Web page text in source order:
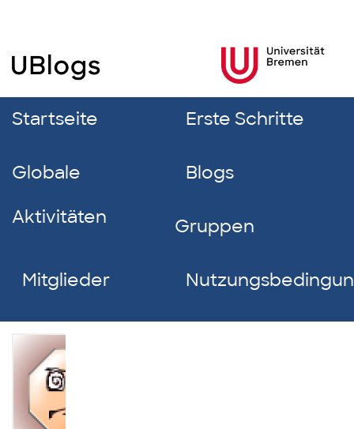
Startseite Erste Schritte
Globale
Aktivitäten
Blogs
Gruppen
Mitglieder